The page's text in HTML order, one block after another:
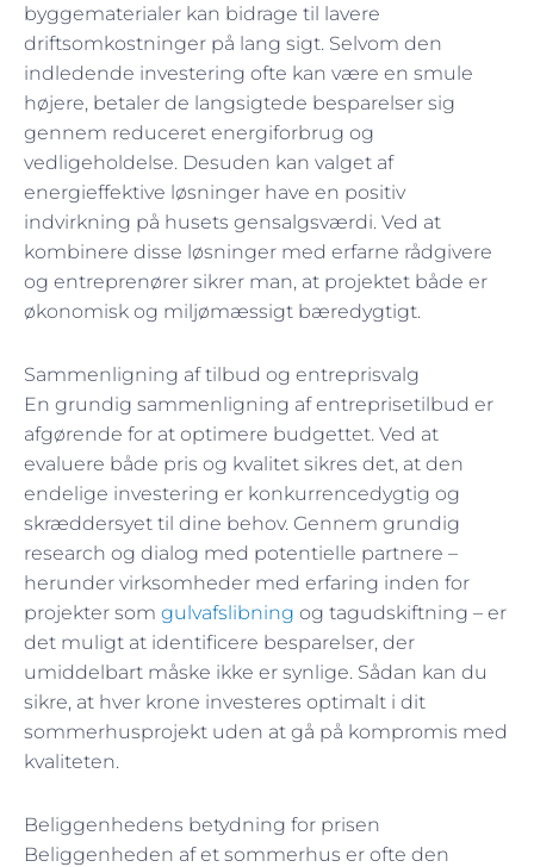
byggematerialer kan bidrage til lavere
driftsomkostninger på lang sigt. Selvom den
indledende investering ofte kan være en smule
højere, betaler de langsigtede besparelser sig
gennem reduceret energiforbrug og
vedligeholdelse. Desuden kan valget af
energieffektive løsninger have en positiv
indvirkning på husets gensalgsværdi. Ved at
kombinere disse løsninger med erfarne rådgivere
og entreprenører sikrer man, at projektet både er
økonomisk og miljømæssigt bæredygtigt.
Sammenligning af tilbud og entreprisvalg
En grundig sammenligning af entreprisetilbud er
afgørende for at optimere budgettet. Ved at
evaluere både pris og kvalitet sikres det, at den
endelige investering er konkurrencedygtig og
skræddersyet til dine behov. Gennem grundig
research og dialog med potentielle partnere –
herunder virksomheder med erfaring inden for
projekter som gulvafslibning og tagudskiftning – er
det muligt at identificere besparelser, der
umiddelbart måske ikke er synlige. Sådan kan du
sikre, at hver krone investeres optimalt i dit
sommerhusprojekt uden at gå på kompromis med
kvaliteten.
Beliggenhedens betydning for prisen
Beliggenheden af et sommerhus er ofte den